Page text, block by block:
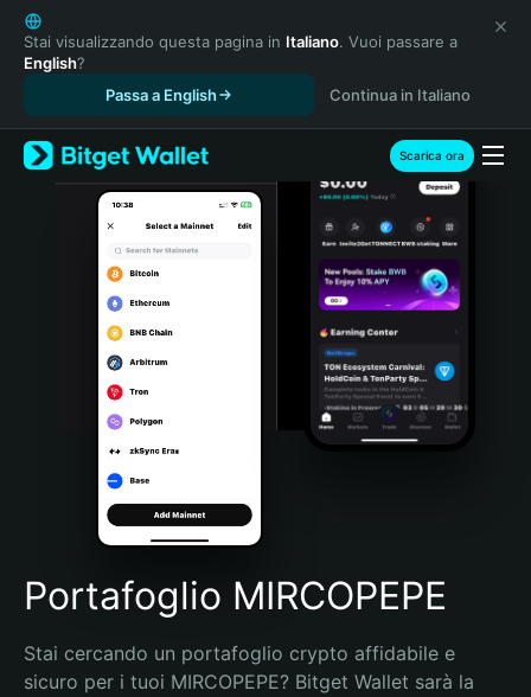
English
日本語
Tiếng Việt
Español (Latinoamérica)
Türkçe
Italiano
Português (Portugal)
Bahasa Indonesia
Português (Brasil)
Español (Argentina)
Stai visualizzando questa pagina in Italiano. Vuoi passare a
English?
Passa a English
Continua in Italiano
Scarica ora
Portafoglio MIRCOPEPE
Stai cercando un portafoglio crypto affidabile e
sicuro per i tuoi MIRCOPEPE? Bitget Wallet sarà la